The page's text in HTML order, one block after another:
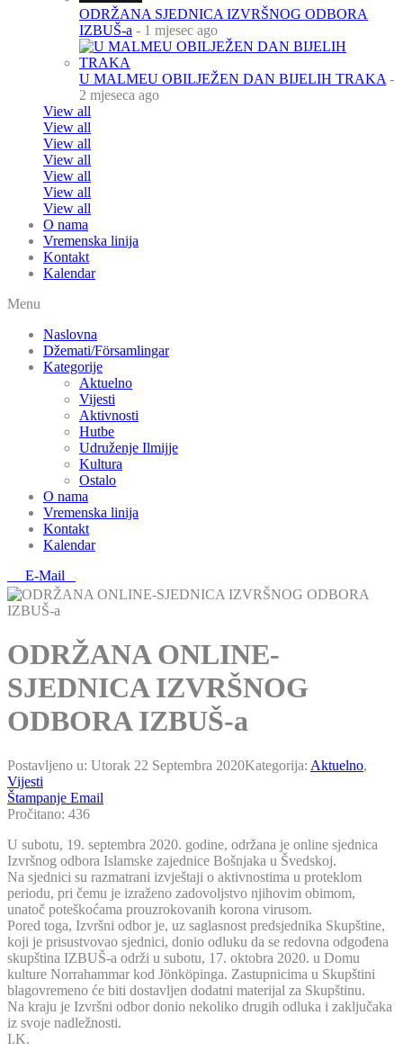
ODRŽANA SJEDNICA IZVRŠNOG ODBORA
IZBUŠ-a - 1 mjesec ago
U MALMEU OBILJEŽEN DAN BIJELIH TRAKA -
2 mjeseca ago
View all
View all
View all
View all
View all
View all
View all
O nama
Vremenska linija
Kontakt
Kalendar
Menu
Naslovna
Džemati/Församlingar
Kategorije
Aktuelno
Vijesti
Aktivnosti
Hutbe
Udruženje Ilmijje
Kultura
Ostalo
O nama
Vremenska linija
Kontakt
Kalendar
E-Mail
ODRŽANA ONLINE-
SJEDNICA IZVRŠNOG
ODBORA IZBUŠ-a
Postavljeno u: Utorak 22 Septembra 2020Kategorija: Aktuelno,
Vijesti
Štampanje Email
Pročitano: 436
U subotu, 19. septembra 2020. godine, održana je online sjednica
Izvršnog odbora Islamske zajednice Bošnjaka u Švedskoj.
Na sjednici su razmatrani izvještaji o aktivnostima u proteklom
periodu, pri čemu je izraženo zadovoljstvo njihovim obimom,
unatoč poteškoćama prouzrokovanih korona virusom.
Pored toga, Izvršni odbor je, uz saglasnost predsjednika Skupštine,
koji je prisustvovao sjednici, donio odluku da se redovna odgođena
skupština IZBUŠ-a održi u subotu, 17. oktobra 2020. u Domu
kulture Norrahammar kod Jönköpinga. Zastupnicima u Skupštini
blagovremeno će biti dostavljen dodatni materijal za Skupštinu.
Na kraju je Izvršni odbor donio nekoliko drugih odluka i zaključaka
iz svoje nadležnosti.
I.K.